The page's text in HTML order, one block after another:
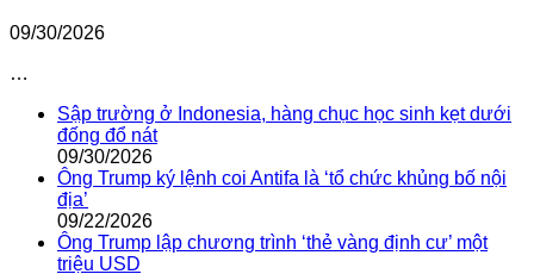
09/30/2026
…
Sập trường ở Indonesia, hàng chục học sinh kẹt dưới
đống đổ nát
09/30/2026
Ông Trump ký lệnh coi Antifa là ‘tổ chức khủng bố nội
địa’
09/22/2026
Ông Trump lập chương trình ‘thẻ vàng định cư’ một
triệu USD